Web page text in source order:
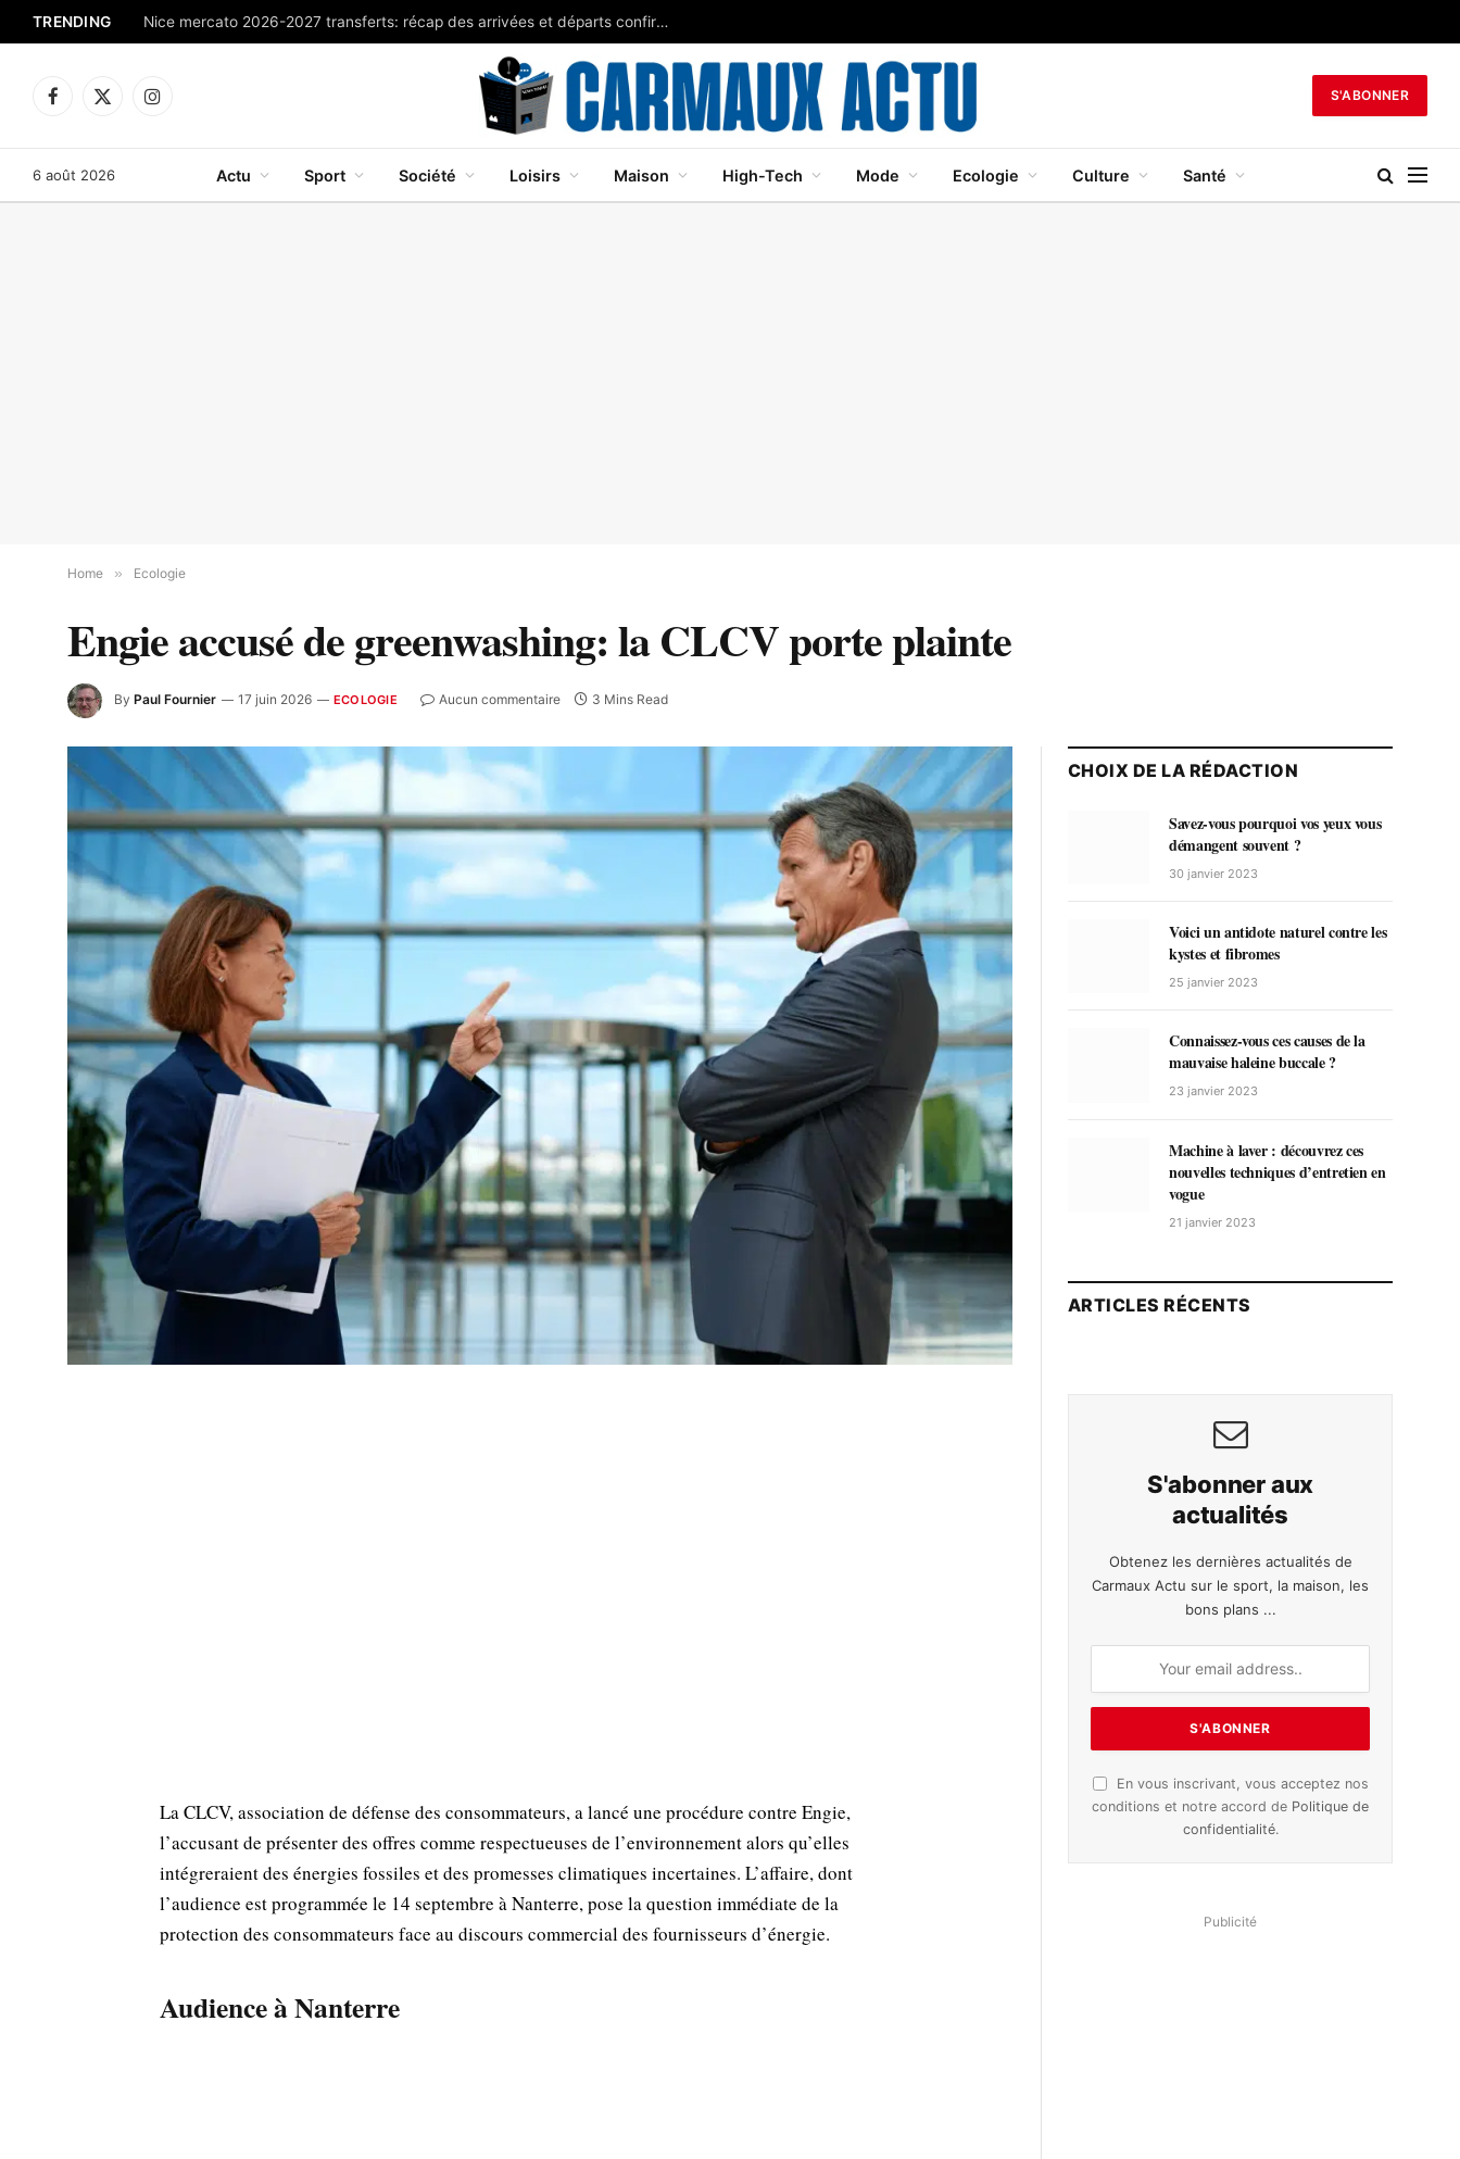
TRENDING Nice mercato 2026-2027 transferts: récap des arrivées et départs confirmés
Facebook
X
Instagram
S'ABONNER
6 août 2026 Actu Sport Société Loisirs Maison High-Tech Mode Ecologie Culture Santé
Home » Ecologie
Engie accusé de greenwashing: la CLCV porte plainte
By Paul Fournier 17 juin 2026 ECOLOGIE Aucun commentaire 3 Mins Read
La CLCV, association de défense des consommateurs, a lancé une procédure contre Engie,
l’accusant de présenter des offres comme respectueuses de l’environnement alors qu’elles
intégreraient des énergies fossiles et des promesses climatiques incertaines. L’affaire, dont
l’audience est programmée le 14 septembre à Nanterre, pose la question immédiate de la
protection des consommateurs face au discours commercial des fournisseurs d’énergie.
Audience à Nanterre
CHOIX DE LA RÉDACTION
Savez-vous pourquoi vos yeux vous
démangent souvent ?
30 janvier 2023
Voici un antidote naturel contre les
kystes et fibromes
25 janvier 2023
Connaissez-vous ces causes de la
mauvaise haleine buccale ?
23 janvier 2023
Machine à laver : découvrez ces
nouvelles techniques d’entretien en
vogue
21 janvier 2023
ARTICLES RÉCENTS
S'abonner aux
actualités
Obtenez les dernières actualités de
Carmaux Actu sur le sport, la maison, les
bons plans ...
En vous inscrivant, vous acceptez nos
conditions et notre accord de Politique de
confidentialité.
Publicité